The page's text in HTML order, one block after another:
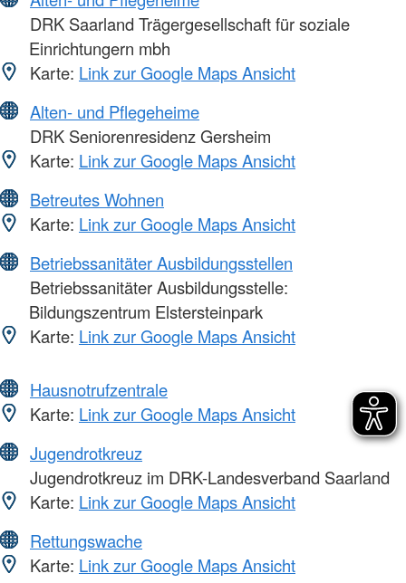
DRK Saarland Trägergesellschaft für soziale
Einrichtungern mbh
Karte: Link zur Google Maps Ansicht
Alten- und Pflegeheime
DRK Seniorenresidenz Gersheim
Karte: Link zur Google Maps Ansicht
Betreutes Wohnen
Karte: Link zur Google Maps Ansicht
Betriebssanitäter Ausbildungsstellen
Betriebssanitäter Ausbildungsstelle:
Bildungszentrum Elstersteinpark
Karte: Link zur Google Maps Ansicht
Hausnotrufzentrale
Karte: Link zur Google Maps Ansicht
Jugendrotkreuz
Jugendrotkreuz im DRK-Landesverband Saarland
Karte: Link zur Google Maps Ansicht
Rettungswache
Karte: Link zur Google Maps Ansicht